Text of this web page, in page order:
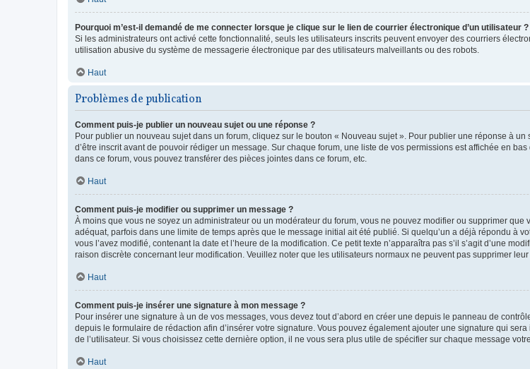
Pourquoi m’est-il demandé de me connecter lorsque je clique sur le lien de courrier électronique d’un utilisateur ?
Si les administrateurs ont activé cette fonctionnalité, seuls les utilisateurs inscrits peuvent envoyer des courriers
utilisation abusive du système de messagerie électronique par des utilisateurs malveillants ou des robots.
Haut
Problèmes de publication
Comment puis-je publier un nouveau sujet ou une réponse ?
Pour publier un nouveau sujet dans un forum, cliquez sur le bouton « Nouveau sujet ». Pour publier une réponse à
d’être inscrit avant de pouvoir rédiger un message. Sur chaque forum, une liste de vos permissions est affichée en
dans ce forum, vous pouvez transférer des pièces jointes dans ce forum, etc.
Haut
Comment puis-je modifier ou supprimer un message ?
À moins que vous ne soyez un administrateur ou un modérateur du forum, vous ne pouvez modifier ou supprimer
adéquat, parfois dans une limite de temps après que le message initial ait été publié. Si quelqu’un a déjà répondu à
vous l’avez modifié, contenant la date et l’heure de la modification. Ce petit texte n’apparaîtra pas s’il s’agit d’une
raison discrète concernant leur modification. Veuillez noter que les utilisateurs normaux ne peuvent pas supprimer
Haut
Comment puis-je insérer une signature à mon message ?
Pour insérer une signature à un de vos messages, vous devez tout d’abord en créer une depuis le panneau de
depuis le formulaire de rédaction afin d’insérer votre signature. Vous pouvez également ajouter une signature qui
de l’utilisateur. Si vous choisissez cette dernière option, il ne vous sera plus utile de spécifier sur chaque message
Haut